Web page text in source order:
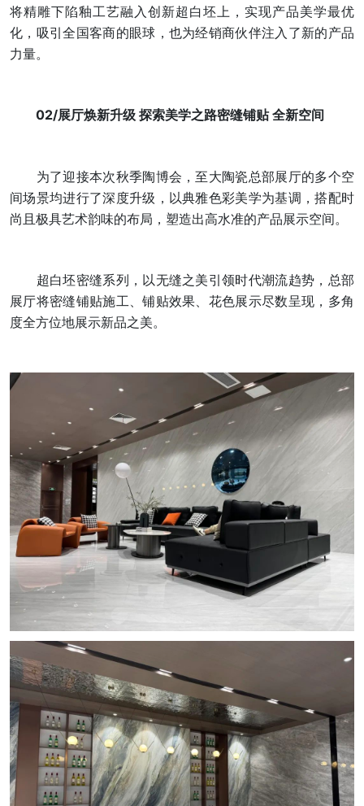
将精雕下陷釉工艺融入创新超白坯上，实现产品美学最优
化，吸引全国客商的眼球，也为经销商伙伴注入了新的产品
力量。
02/展厅焕新升级 探索美学之路密缝铺贴 全新空间
为了迎接本次秋季陶博会，至大陶瓷总部展厅的多个空
间场景均进行了深度升级，以典雅色彩美学为基调，搭配时
尚且极具艺术韵味的布局，塑造出高水准的产品展示空间。
超白坯密缝系列，以无缝之美引领时代潮流趋势，总部
展厅将密缝铺贴施工、铺贴效果、花色展示尽数呈现，多角
度全方位地展示新品之美。